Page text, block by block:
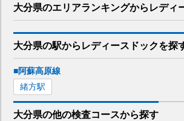
大分県のエリアランキングから レディ
大分県の駅から レディースドックを探
■阿蘇高原線
緒方駅
大分県の他の検査コースから探す